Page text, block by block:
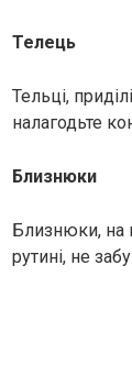
Телець
Тельці,
налагодьте
Близнюки
Близнюки, на
рутині, не